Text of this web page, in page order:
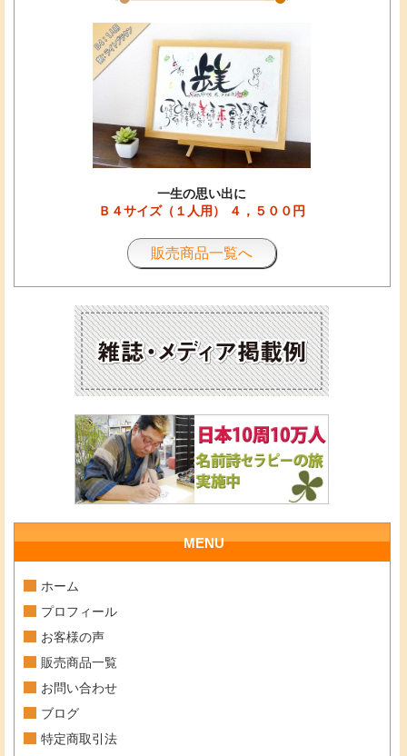
一生の思い出に
Ｂ４サイズ（１人用） ４，５００円
販売商品一覧へ
MENU
ホーム
プロフィール
お客様の声
販売商品一覧
お問い合わせ
ブログ
特定商取引法